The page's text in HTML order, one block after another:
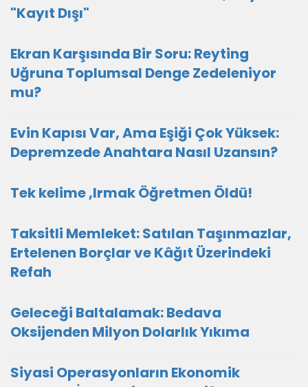
"Kayıt Dışı"
Ekran Karşısında Bir Soru: Reyting
Uğruna Toplumsal Denge Zedeleniyor
mu?
Evin Kapısı Var, Ama Eşiği Çok Yüksek:
Depremzede Anahtara Nasıl Uzansın?
Tek kelime ,Irmak Öğretmen Öldü!
Taksitli Memleket: Satılan Taşınmazlar,
Ertelenen Borçlar ve Kâğıt Üzerindeki
Refah
Geleceği Baltalamak: Bedava
Oksijenden Milyon Dolarlık Yıkıma
Siyasi Operasyonların Ekonomik